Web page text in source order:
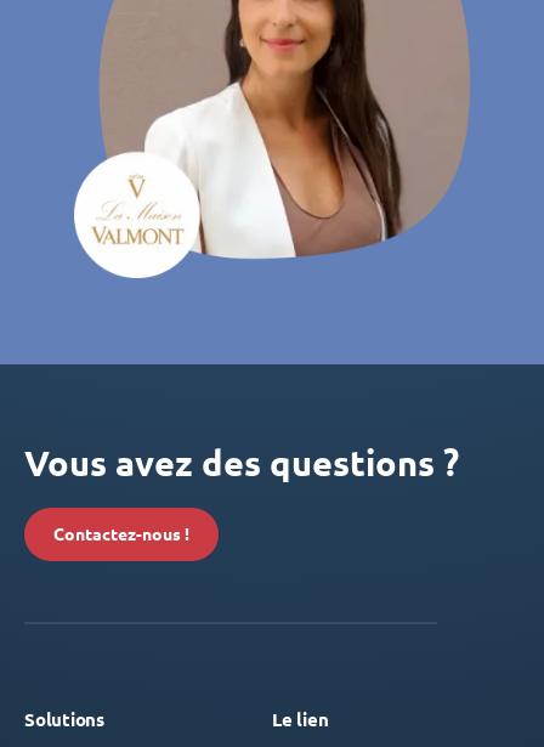
Vous avez des questions ?
Contactez-nous !
Solutions Le lien